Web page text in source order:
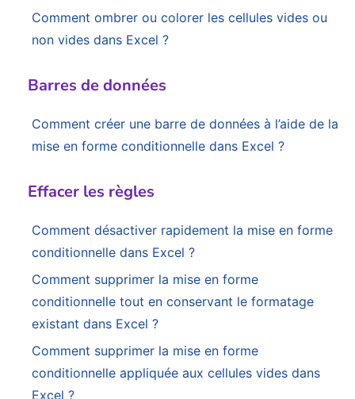
Comment ombrer ou colorer les cellules vides ou
non vides dans Excel ?
Barres de données
Comment créer une barre de données à l’aide de la
mise en forme conditionnelle dans Excel ?
Effacer les règles
Comment désactiver rapidement la mise en forme
conditionnelle dans Excel ?
Comment supprimer la mise en forme
conditionnelle tout en conservant le formatage
existant dans Excel ?
Comment supprimer la mise en forme
conditionnelle appliquée aux cellules vides dans
Excel ?